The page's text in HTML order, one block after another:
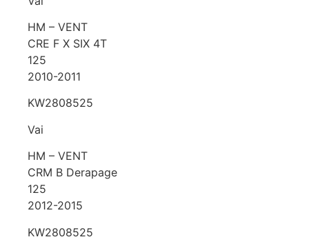
HM – VENT
CRE F X SIX 4T
125
2010-2011
KW2808525
Vai
HM – VENT
CRM B Derapage
125
2012-2015
KW2808525